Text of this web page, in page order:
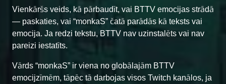
Vienkāršs veids, kā pārbaudīt, vai BTTV emocijas strādā
— paskaties, vai “monkaS” čatā parādās kā teksts vai
emocija. Ja redzi tekstu, BTTV nav uzinstalēts vai nav
pareizi iestatīts.
Vārds “monkaS” ir viena no globālajām BTTV
emocijzīmēm, tāpēc tā darbojas visos Twitch kanālos, ja